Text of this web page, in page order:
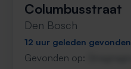
Columbusstraat
Den Bosch
12 uur geleden gevonden
Gevonden op: